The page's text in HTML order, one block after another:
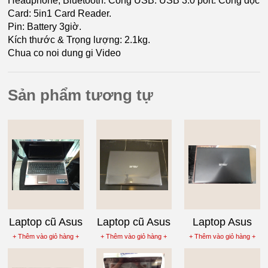
Card: 5in1 Card Reader.
Pin: Battery 3giờ.
Kích thước & Trọng lượng: 2.1kg.
Chua co noi dung gi Video
Sản phẩm tương tự
Laptop cũ Asus
K53E-SX1734
Core i3-2350M
+ Thêm vào giỏ hàng +
Laptop cũ Asus
X450CA-
WX092 Core
i3-3217U
+ Thêm vào giỏ hàng +
Laptop Asus
X550CC-
XX085D Core
+ Thêm vào giỏ hàng +